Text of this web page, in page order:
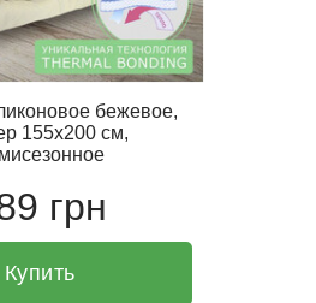
бежевое,
155х200 см,
грн
Купить